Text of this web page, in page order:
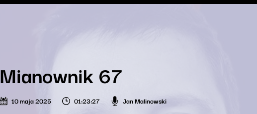
Mianownik 67
10 maja 2025 01:23:27 Jan Malinowski